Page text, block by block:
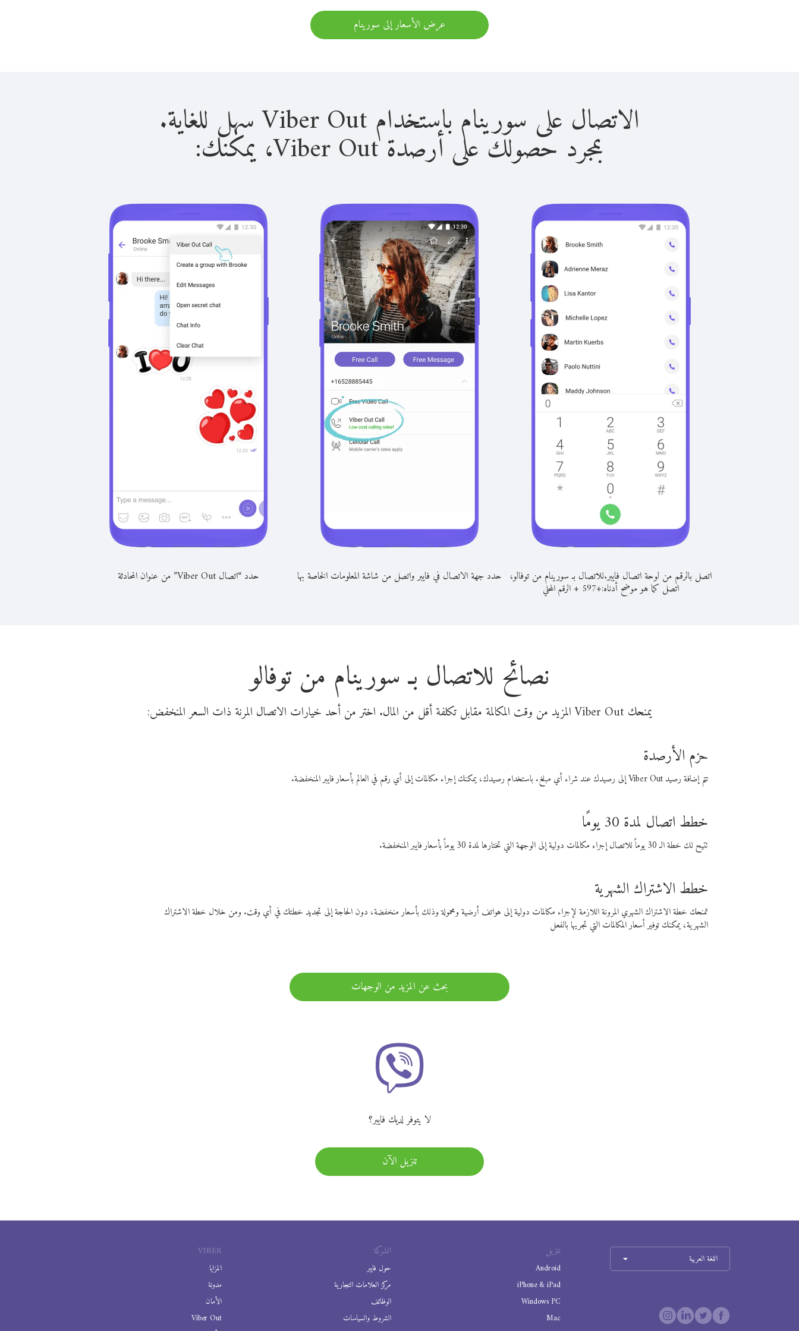
عرض الأسعار إلى سورينام
الاتصال على سورينام باستخدام Viber Out سهل للغاية.
بمجرد حصولك على أرصدة Viber Out، يمكنك:
اتصل بالرقم من لوحة اتصال فايبر.للاتصال بـ سورينام من توفالو،
اتصل كما هو موضح أدناه:+
597
+الرقم المحلي
حدد جهة الاتصال في فايبر واتصل من شاشة المعلومات الخاصة بها حدد “اتصال Viber Out” من عنوان المحادثة
نصائح للاتصال بـ سورينام من توفالو
يمنحك Viber Out المزيد من وقت المكالمة مقابل تكلفة أقل من المال. اختر من أحد خيارات الاتصال المرنة ذات السعر المنخفض:
حزم الأرصدة
تتم إضافة رصيد Viber Out إلى رصيدك عند شراء أي مبلغ. باستخدام رصيدك، يمكنك إجراء مكالمات إلى أي رقم في العالم بأسعار فايبر المنخفضة.
خطط اتصال لمدة 30 يومًا
تتيح لك خطة الـ 30 يوماً للاتصال إجراء مكالمات دولية إلى الوجهة التي تختارها لمدة 30 يوماً بأسعار فايبر المنخفضة.
خطط الاشتراك الشهرية
تمنحك خطة الاشتراك الشهري المرونة اللازمة لإجراء مكالمات دولية إلى هواتف أرضية ومحمولة وذلك بأسعار منخفضة، دون الحاجة إلى تجديد خطتك في أي وقت. ومن خلال خطة الاشتراك
الشهرية، يمكنك توفير أسعار المكالمات التي تجريها بالفعل
بحث عن المزيد من الوجهات
لا يتوفر لديك فايبر؟
تنزيل الآن
VIBER
المزايا
مدونة
الأمان
Viber Out
الشركة
حول فايبر
مركز العلامات التجارية
الوظائف
الشروط والسياسات
تنزيل
Android
iPhone & iPad
Windows PC
Mac
اللغة العربية